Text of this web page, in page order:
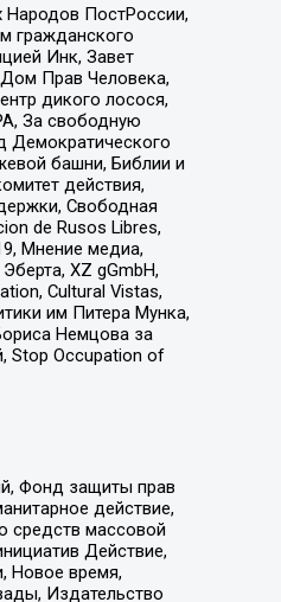
ПостРоссии,
гражданского
Инк, Завет
Прав Человека,
дикого лосося,
За свободную
Демократического
башни, Библии и
действия,
Свободная
de Rusos Libres,
Мнение медиа,
XZ gGmbH,
Cultural Vistas,
им Питера Мунка,
Немцова за
Stop Occupation of
Фонд защиты прав
действие,
средств массовой
Действие,
Новое время,
Издательство